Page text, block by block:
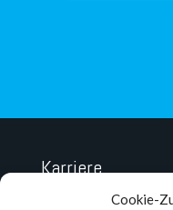
Cookie-
Karriere
Datenschutz